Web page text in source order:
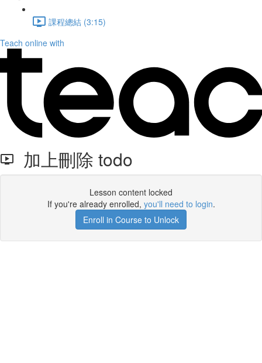
課程總結 (3:15)
Teach online with
加上刪除 todo
Lesson content locked
If you're already enrolled, you'll need to login.
Enroll in Course to Unlock